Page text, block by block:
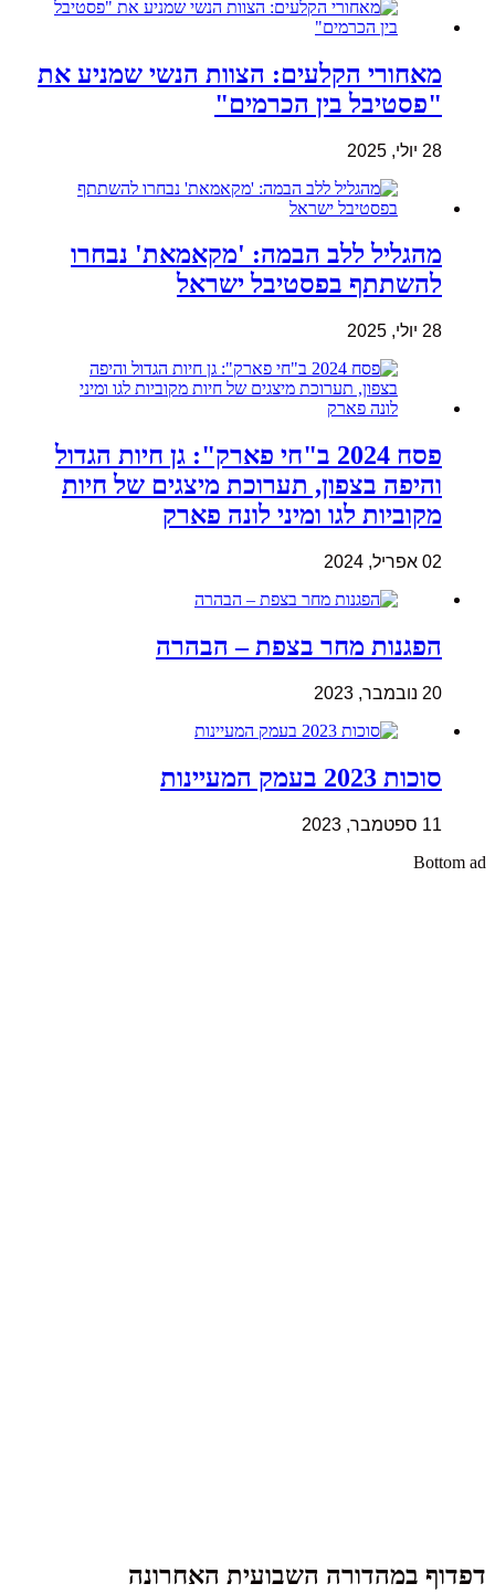
מאחורי הקלעים: הצוות הנשי שמניע את
"פסטיבל בין הכרמים"
28 יולי, 2025
מהגליל ללב הבמה: 'מקאמאת' נבחרו
להשתתף בפסטיבל ישראל
28 יולי, 2025
פסח 2024 ב"חי פארק": גן חיות הגדול
והיפה בצפון, תערוכת מיצגים של חיות
מקוביות לגו ומיני לונה פארק
02 אפריל, 2024
הפגנות מחר בצפת – הבהרה
20 נובמבר, 2023
סוכות 2023 בעמק המעיינות
11 ספטמבר, 2023
Bottom ad
דפדוף במהדורה השבועית האחרונה